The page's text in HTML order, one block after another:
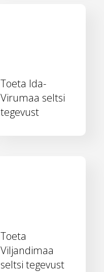
Toeta Ida-
Virumaa seltsi
tegevust
Toeta
Viljandimaa
seltsi tegevust